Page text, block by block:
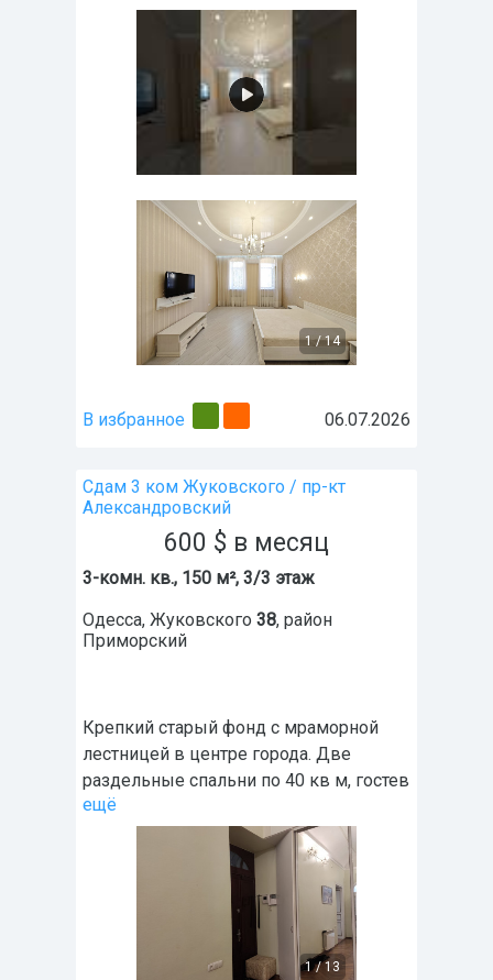
1/14
В избранное 06.07.2026
Сдам 3 ком Жуковского / пр-кт
Александровский
600 $ в месяц
3-комн. кв., 150 м², 3/3 этаж
Одесса, Жуковского 38, район
Приморский
Крепкий старый фонд с мраморной
лестницей в центре города. Две
раздельные спальни по 40 кв м, гостев
ещё
1/13